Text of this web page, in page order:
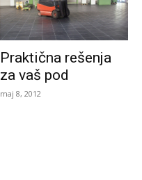
Praktična rešenja
za vaš pod
maj 8, 2012